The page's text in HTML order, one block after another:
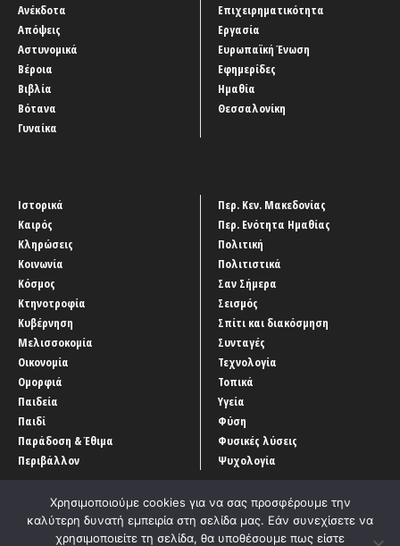
Ανέκδοτα
Απόψεις
Αστυνομικά
Βέροια
Βιβλία
Βότανα
Γυναίκα
Επιχειρηματικότητα
Εργασία
Ευρωπαϊκή Ένωση
Εφημερίδες
Ημαθία
Θεσσαλονίκη
Ιστορικά
Καιρός
Κληρώσεις
Κοινωνία
Κόσμος
Κτηνοτροφία
Κυβέρνηση
Μελισσοκομία
Οικονομία
Ομορφιά
Παιδεία
Παιδί
Παράδοση & Έθιμα
Περιβάλλον
Περ. Κεν. Μακεδονίας
Περ. Ενότητα Ημαθίας
Πολιτική
Πολιτιστικά
Σαν Σήμερα
Σεισμός
Σπίτι και διακόσμηση
Συνταγές
Τεχνολογία
Τοπικά
Υγεία
Φύση
Φυσικές λύσεις
Ψυχολογία
Χρησιμοποιούμε cookies για να σας προσφέρουμε την
καλύτερη δυνατή εμπειρία στη σελίδα μας. Εάν συνεχίσετε να
χρησιμοποιείτε τη σελίδα, θα υποθέσουμε πως είστε